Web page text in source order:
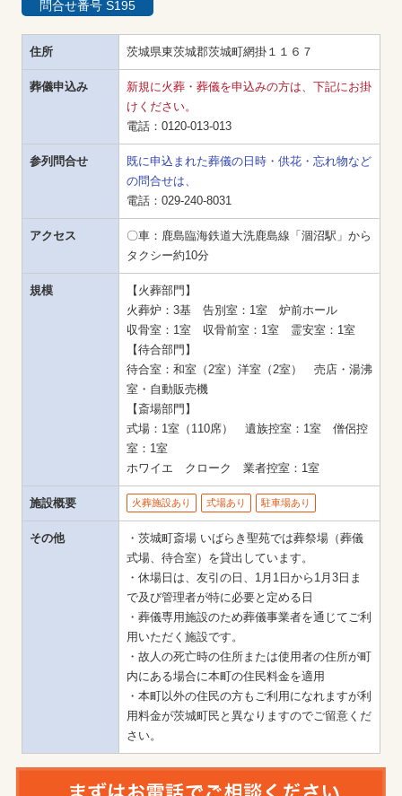
住所 茨城県東茨城郡茨城町網掛１１６７
葬儀申込み
新規に火葬・葬儀を申込みの方は、下記にお掛
けください。
電話： 0120-013-013
参列問合せ
既に申込まれた葬儀の日時・供花・忘れ物など
の問合せは、
電話： 029-240-8031
アクセス
〇車：鹿島臨海鉄道大洗鹿島線「涸沼駅」から
タクシー約10分
規模
【火葬部門】
火葬炉：3基　告別室：1室　炉前ホール
収骨室：1室　収骨前室：1室　霊安室：1室
【待合部門】
待合室：和室（2室）洋室（2室）　売店・湯沸
室・自動販売機
【斎場部門】
式場：1室（110席）　遺族控室：1室　僧侶控
室：1室
ホワイエ　クローク　業者控室：1室
施設概要 火葬施設あり 式場あり 駐車場あり
その他
・茨城町斎場 いばらき聖苑では葬祭場（葬儀
式場、待合室）を貸出しています。
・休場日は、友引の日、1月1日から1月3日ま
で及び管理者が特に必要と定める日
・葬儀専用施設のため葬儀事業者を通じてご利
用いただく施設です。
・故人の死亡時の住所または使用者の住所が町
内にある場合に本町の住民料金を適用
・本町以外の住民の方もご利用になれますが利
用料金が茨城町民と異なりますのでご留意くだ
さい。
問合せ番号 S195